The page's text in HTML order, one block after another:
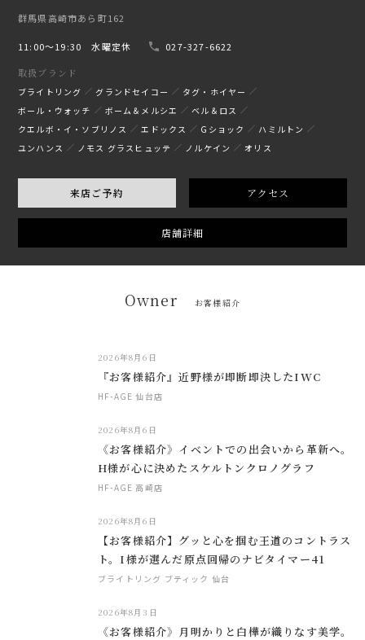
群馬県高崎市あら町162
11:00〜19:30 水曜定休
027-327-6622
取扱ブランド
ブライトリング グランドセイコー
タグ・ホイヤー
ボール・ウォッチ
ボーム＆メルシエ
ベル＆ロス
クエルボ・イ・ソブリノス
エドックス Gショック
ハミルトン
ユンハンス
ノモス グラスヒュッテ ノルケイン オリス
来店ご予約 アクセス
店舗詳細
Owner お客様紹介
2026年8月6日
『お客様紹介』近野様が即断即決したIWC
HF-AGE 仙台店
2026年8月6日
《お客様紹介》イベントでの出会いから革新へ。
H様が心に決めたスケルトンクロノグラフ
HF-AGE 高崎店
2026年8月6日
【お客様紹介】グッと心を掴む王道のコントラス
ト。I様が選んだ原点回帰のナビタイマー41
ブライトリング ブティック 仙台
2026年8月3日
《お客様紹介》月明かりと白樺が織りなす美学。